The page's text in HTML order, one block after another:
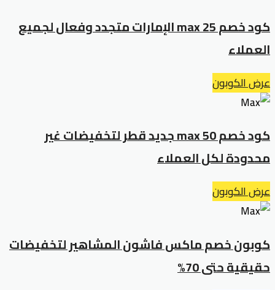
كود خصم max 25 الإمارات متجدد وفعال لجميع
العملاء
عرض الكوبون
كود خصم max 50 جديد قطر لتخفيضات غير
محدودة لكل العملاء
عرض الكوبون
كوبون خصم ماكس فاشون المشاهير لتخفيضات
حقيقية حتى 70%